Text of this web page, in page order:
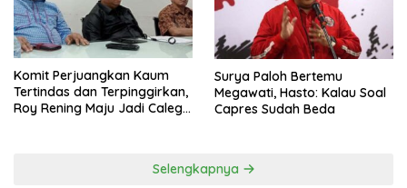
Komit Perjuangkan Kaum
Tertindas dan Terpinggirkan,
Roy Rening Maju Jadi Caleg
Surya Paloh Bertemu
Megawati, Hasto: Kalau Soal
Capres Sudah Beda
Selengkapnya